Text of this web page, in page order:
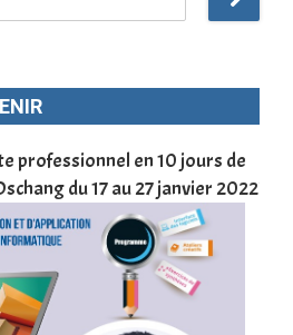
professionnel en 10 jours de
du 17 au 27 janvier 2022